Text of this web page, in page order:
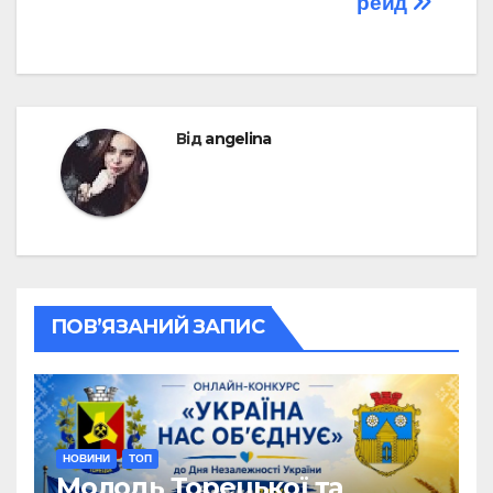
Відangelina
ПОВ’ЯЗАНИЙ ЗАПИС
НОВИНИ ТОП